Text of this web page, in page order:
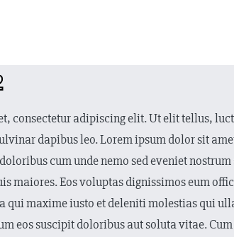
consectetur adipiscing elit. Ut elit tellus,
dapibus leo. Lorem ipsum dolor sit
cum unde nemo sed eveniet nostrum
maiores. Eos voluptas dignissimos eum
qui maxime iusto et deleniti molestias qui
eos suscipit doloribus aut soluta vitae. Cum